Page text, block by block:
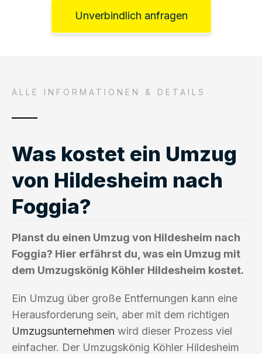
Unverbindlich anfragen
ALLE INFORMATIONEN & DETAILS
Was kostet ein Umzug
von Hildesheim nach
Foggia?
Planst du einen Umzug von Hildesheim nach
Foggia? Hier erfährst du, was ein Umzug mit
dem Umzugskönig Köhler Hildesheim kostet.
Ein Umzug über große Entfernungen kann eine
Herausforderung sein, aber mit dem richtigen
Umzugsunternehmen wird dieser Prozess viel
einfacher. Der Umzugskönig Köhler Hildesheim